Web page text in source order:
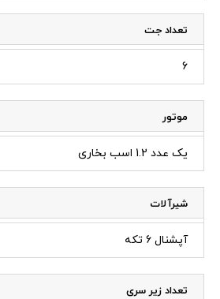
تعداد جت
6
موتور
یک عدد 1.2 اسب بخاری
شیرآلات
آپشنال 6 تکه
تعداد زیر سری